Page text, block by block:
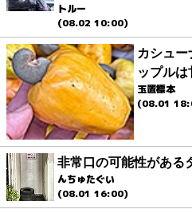
トルー
(08.02 10:00)
カシュ
ップルは
玉置標本
(08.01
非常口の可能性がある
んちゅたぐい
(08.01 16:00)